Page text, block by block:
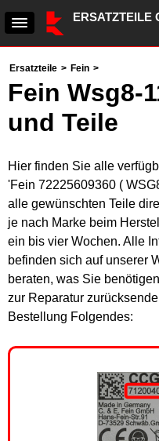
ERSATZTEILE
Ersatzteile > Fein >
Fein Wsg8-
und Teile
Hier finden Sie alle
'Fein 72225609360 (
alle gewünschten Teile
je nach Marke beim
ein bis vier Wochen. Alle
befinden sich auf unserer
beraten, was Sie
zur Reparatur
Bestellung Folgendes: